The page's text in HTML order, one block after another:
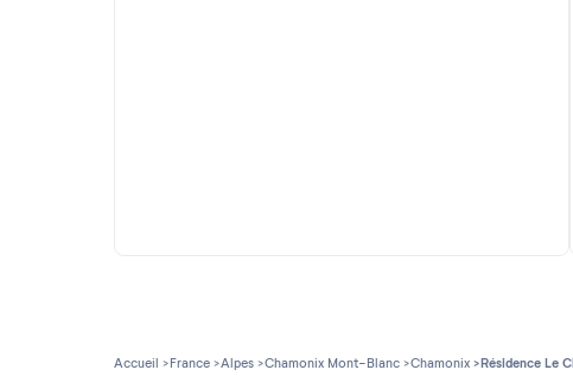
Accueil France Alpes Chamonix Mont-Blanc Chamonix Résidence Le